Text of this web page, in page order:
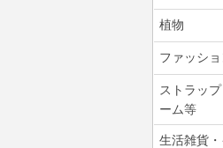
植物
ファッシ
ストラッ
ーム等
生活雑貨